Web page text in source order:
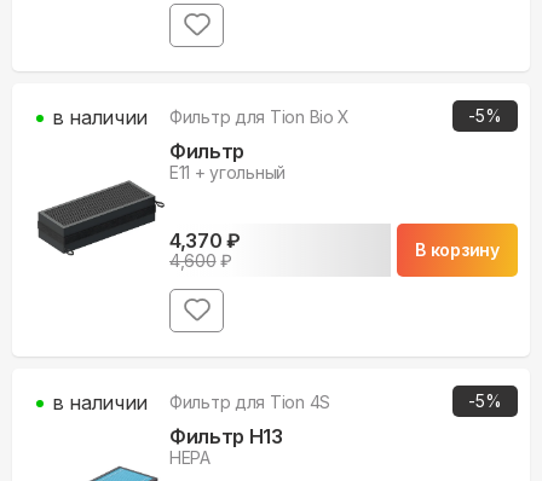
-5%
Фильтр для Tion Bio X
Фильтр
E11 + угольный
4,370 ₽
4,600₽
В корзину
в наличии
-5%
Фильтр для Tion 4S
Фильтр H13
HEPA
в наличии